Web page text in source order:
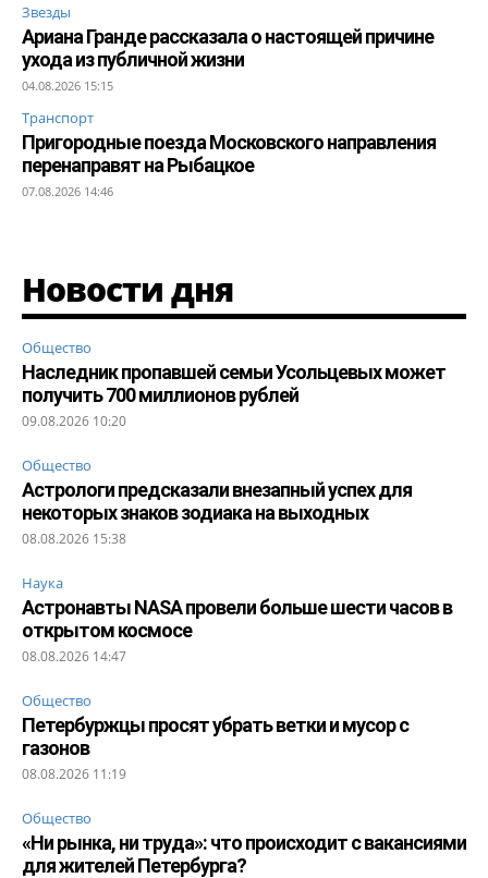
Звезды
Ариана Гранде рассказала о настоящей причине
ухода из публичной жизни
04.08.2026 15:15
Транспорт
Пригородные поезда Московского направления
перенаправят на Рыбацкое
07.08.2026 14:46
Новости дня
Общество
Наследник пропавшей семьи Усольцевых может
получить 700 миллионов рублей
09.08.2026 10:20
Общество
Астрологи предсказали внезапный успех для
некоторых знаков зодиака на выходных
08.08.2026 15:38
Наука
Астронавты NASA провели больше шести часов в
открытом космосе
08.08.2026 14:47
Общество
Петербуржцы просят убрать ветки и мусор с
газонов
08.08.2026 11:19
Общество
«Ни рынка, ни труда»: что происходит с вакансиями
для жителей Петербурга?